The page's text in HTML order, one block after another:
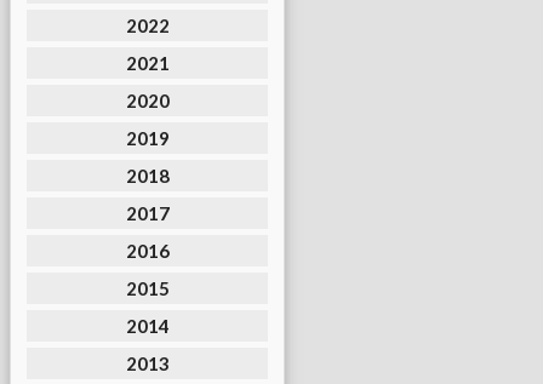
2022
2021
2020
2019
2018
2017
2016
2015
2014
2013